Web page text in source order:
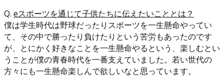
Q. eスポーツを通じて子供たちに伝えたいこととは？
僕は学生時代は野球だったりスポーツを一生懸命やってい
て、その中で勝ったり負けたりという苦労もあったのです
が、とにかく好きなことを一生懸命やるという、楽しむとい
うことが僕の⻘春時代を一番支えていました。若い世代の
方々にも一生懸命楽しんで欲しいなと思っています。